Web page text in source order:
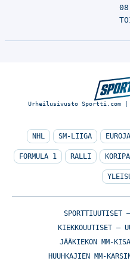
Urheilusivusto Sportti.com |
NHL SM-LIIGA
FORMULA 1 RALLI
SPORTTIUUTISET
KIEKKOUUTISET –
JÄÄKIEKON MM-
HUUHKAJIEN MM-